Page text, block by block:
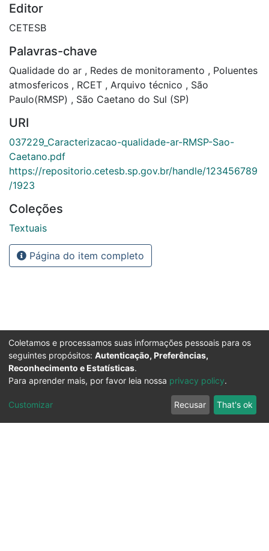
Editor
CETESB
Palavras-chave
Qualidade do ar , Redes de monitoramento , Poluentes
atmosfericos , RCET , Arquivo técnico , São
Paulo(RMSP) , São Caetano do Sul (SP)
URI
037229_Caracterizacao-qualidade-ar-RMSP-Sao-
Caetano.pdf
https://repositorio.cetesb.sp.gov.br/handle/123456789
/1923
Coleções
Textuais
Página do item completo
Coletamos e processamos suas informações pessoais para os
seguintes propósitos: Autenticação, Preferências,
Reconhecimento e Estatísticas.
Para aprender mais, por favor leia nossa privacy policy.
Customizar Recusar That's ok